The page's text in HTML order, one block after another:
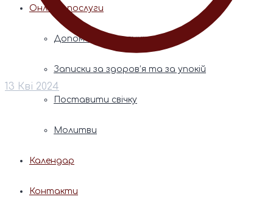
Онлайн послуги
Допомога священника
Записки за здоров’я та за упокій
Поставити свічку
Молитви
Календар
Контакти
13 Кві 2024